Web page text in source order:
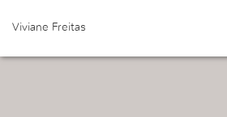
Viviane Freitas